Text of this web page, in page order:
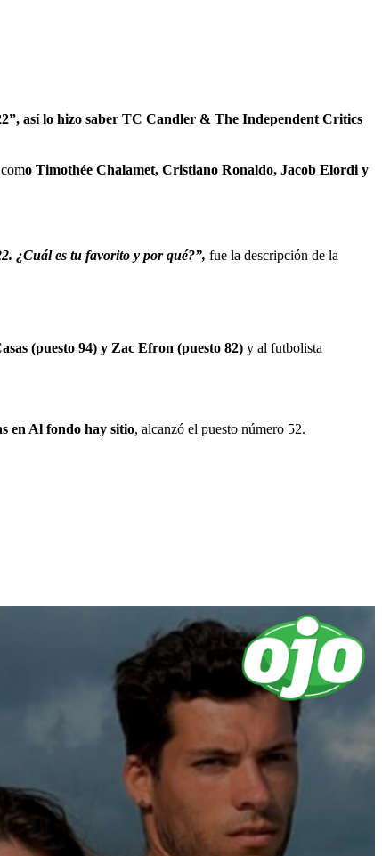
así lo hizo saber TC Candler & The Independent Critics
o Timothée Chalamet, Cristiano Ronaldo, Jacob Elordi y
¿Cuál es tu favorito y por qué?”, fue la descripción de la
(puesto 94) y Zac Efron (puesto 82) y al futbolista
en Al fondo hay sitio, alcanzó el puesto número 52.